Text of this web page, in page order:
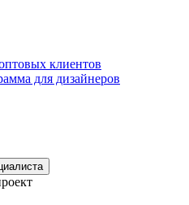
клиентов
для дизайнеров